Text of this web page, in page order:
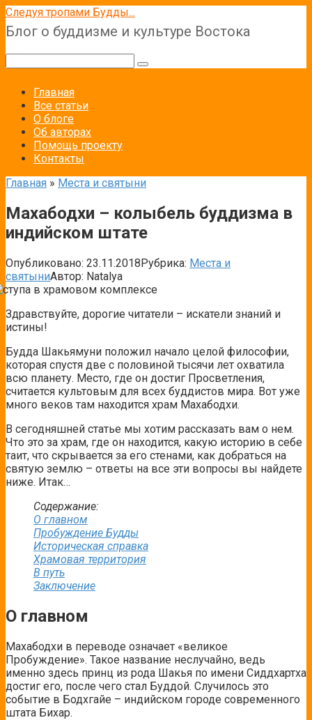
Перейти
к
контенту
Следуя тропами Будды...
Блог о буддизме и культуре Востока
Главная
Все статьи
О блоге
Об авторах
Помощь проекту
Контакты
Главная » Места и святыни
Махабодхи – колыбель буддизма в
индийском штате
Опубликовано: 23.11.2018Рубрика: Места и
святыниАвтор: Natalya
Здравствуйте, дорогие читатели – искатели знаний и
истины!
Будда Шакьямуни положил начало целой философии,
которая спустя две с половиной тысячи лет охватила
всю планету. Место, где он достиг Просветления,
считается культовым для всех буддистов мира. Вот уже
много веков там находится храм Махабодхи.
В сегодняшней статье мы хотим рассказать вам о нем.
Что это за храм, где он находится, какую историю в себе
таит, что скрывается за его стенами, как добраться на
святую землю – ответы на все эти вопросы вы найдете
ниже. Итак…
Содержание:
О главном
Пробуждение Будды
Историческая справка
Храмовая территория
В путь
Заключение
О главном
Махабодхи в переводе означает «великое
Пробуждение». Такое название неслучайно, ведь
именно здесь принц из рода Шакья по имени Сиддхартха
достиг его, после чего стал Буддой. Случилось это
событие в Бодхгайе – индийском городе современного
штата Бихар.